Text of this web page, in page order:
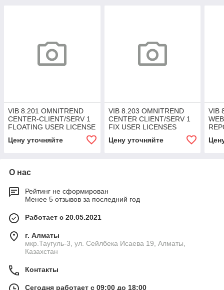
VIB 8.201 OMNITREND
CENTER-CLIENT/SERV 1
FLOATING USER LICENSE
Цену уточняйте
VIB 8.203 OMNITREND
CENTER CLIENT/SERV 1
FIX USER LICENSES
Цену уточняйте
VIB
О нас
Рейтинг не сформирован
Менее 5 отзывов за последний год
Работает с 20.05.2021
г. Алматы
мкр.Таугуль-3, ул. Сейлбека Исаева 19, Алматы,
Казахстан
Контакты
Сегодня работает с 09:00 до 18:00